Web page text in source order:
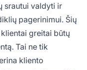
srautui valdyti ir
pagerinimui. Šių
greitai būtų
Tai ne tik
kliento